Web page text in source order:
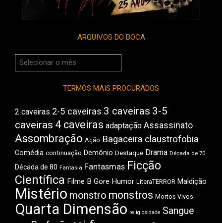
ARQUIVOS DO BOCA
Arquivos
do
TERMOS MAIS PROCURADOS
2 caveiras 2-5 caveiras 3 caveiras 3-5
caveiras 4 caveiras adaptação Assassinato
Assombração Ação Bagaceira claustrofobia
Comédia continuação Demônio Destaque Drama Década de 70
Década de 80 Fantasia Fantasmas Ficção
Científica Filme B Gore Humor LiteraTERROR Maldição
Mistério monstro monstros Mortos Vivos
Quarta Dimensão religiosidade Sangue